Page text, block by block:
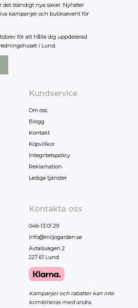
det ständigt nya saker. Nyheter
kampanjer och butiksevent för
för att hålla dig uppdaterad
i Lund.
Kundservice
Om oss
Blogg
Kontakt
Köpvillkor
Integritetspolicy
Reklamation
Lediga tjänster
Kontakta oss
046-13 01 29
info@miljogarden.se
Avtalsvägen 2
227 61 Lund
Kampanjer och rabatter kan inte
kombineras med andra.